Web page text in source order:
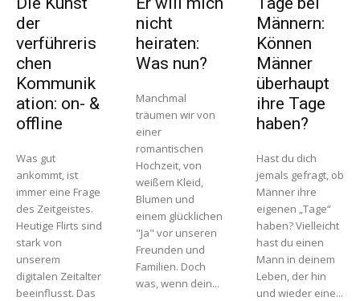
der
verführeris
chen
Kommunik
ation: on- &
offline
Was gut
ankommt, ist
immer eine Frage
des Zeitgeistes.
Heutige Flirts sind
stark von
unserem
digitalen Zeitalter
beeinflusst. Das
nicht
heiraten:
Was nun?
Manchmal
träumen wir von
einer
romantischen
Hochzeit, von
weißem Kleid,
Blumen und
einem glücklichen
"Ja" vor unseren
Freunden und
Familien. Doch
was, wenn dein...
Männern:
Können
Männer
überhaupt
ihre Tage
haben?
Hast du dich
jemals gefragt, ob
Männer ihre
eigenen „Tage“
haben? Vielleicht
hast du einen
Mann in deinem
Leben, der hin
und wieder eine...